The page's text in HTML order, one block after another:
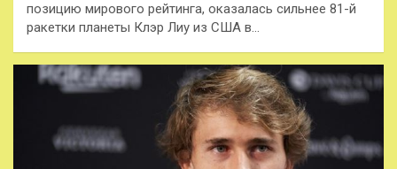
позицию мирового рейтинга, оказалась сильнее 81-й
ракетки планеты Клэр Лиу из США в…